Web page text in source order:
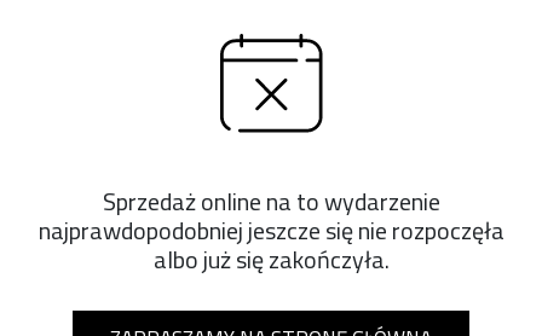
Sprzedaż online na to wydarzenie
najprawdopodobniej jeszcze się nie rozpoczęła
albo już się zakończyła.